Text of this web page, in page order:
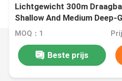
Lichtgewicht 300m
Shallow And Medium Deep-
MOQ：1
Beste prijs